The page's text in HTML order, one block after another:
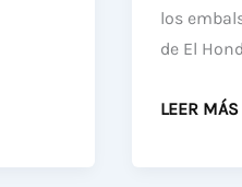
los
de El
AHSA
LEER